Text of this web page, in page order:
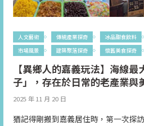
人文藝術 傳統產業探奇 冰品甜食飲料
市場風景
建築聚落探奇 懷舊美食探奇
【異鄉人的嘉義玩法】海線最
子」，存在於日常的老產業與
2025 年 11 月 20 日
猶記得剛搬到嘉義居住時，第一次探